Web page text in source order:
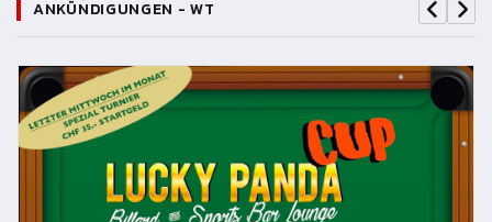
ANKÜNDIGUNGEN - WT